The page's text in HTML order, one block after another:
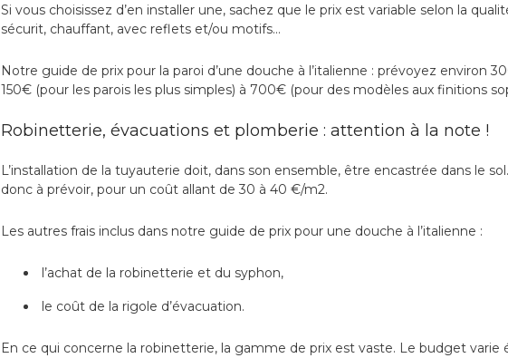
Si vous choisissez d’en installer une, sachez que le prix est variable selon la
sécurit, chauffant, avec reflets et/ou motifs…
Notre guide de prix pour la paroi d’une douche à l’italienne : prévoyez environ
150€ (pour les parois les plus simples) à 700€ (pour des modèles aux finitions
Robinetterie, évacuations et plomberie : attention à la note !
L’installation de la tuyauterie doit, dans son ensemble, être encastrée dans le
donc à prévoir, pour un coût allant de 30 à 40 €/m2.
Les autres frais inclus dans notre guide de prix pour une douche à l’italienne :
l’achat de la robinetterie et du syphon,
le coût de la rigole d’évacuation.
En ce qui concerne la robinetterie, la gamme de prix est vaste. Le budget